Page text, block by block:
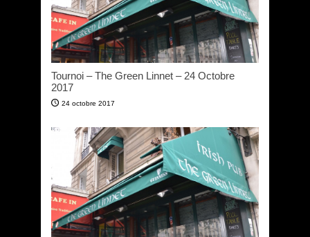
Tournoi – The Green Linnet – 24 Octobre
2017
24 octobre 2017